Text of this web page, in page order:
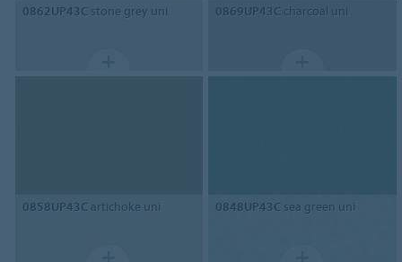
0862UP43C stone grey uni 0869UP43C charcoal uni
0858UP43C artichoke uni 0848UP43C sea green uni